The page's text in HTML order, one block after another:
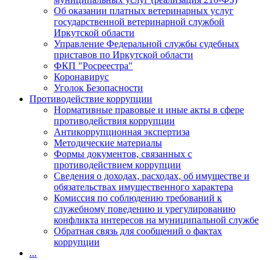
Об оказании платных ветеринарных услуг
государственной ветеринарной службой
Иркутской области
Управление Федеральной службы судебных
приставов по Иркутской области
ФКП "Росреестра"
Коронавирус
Уголок Безопасности
Противодействие коррупции
Нормативные правовые и иные акты в сфере
противодействия коррупции
Антикоррупционная экспертиза
Методические материалы
Формы документов, связанных с
противодействием коррупции
Сведения о доходах, расходах, об имуществе и
обязательствах имущественного характера
Комиссия по соблюдению требований к
служебному поведению и урегулированию
конфликта интересов на муниципальной службе
Обратная связь для сообщений о фактах
коррупции
...